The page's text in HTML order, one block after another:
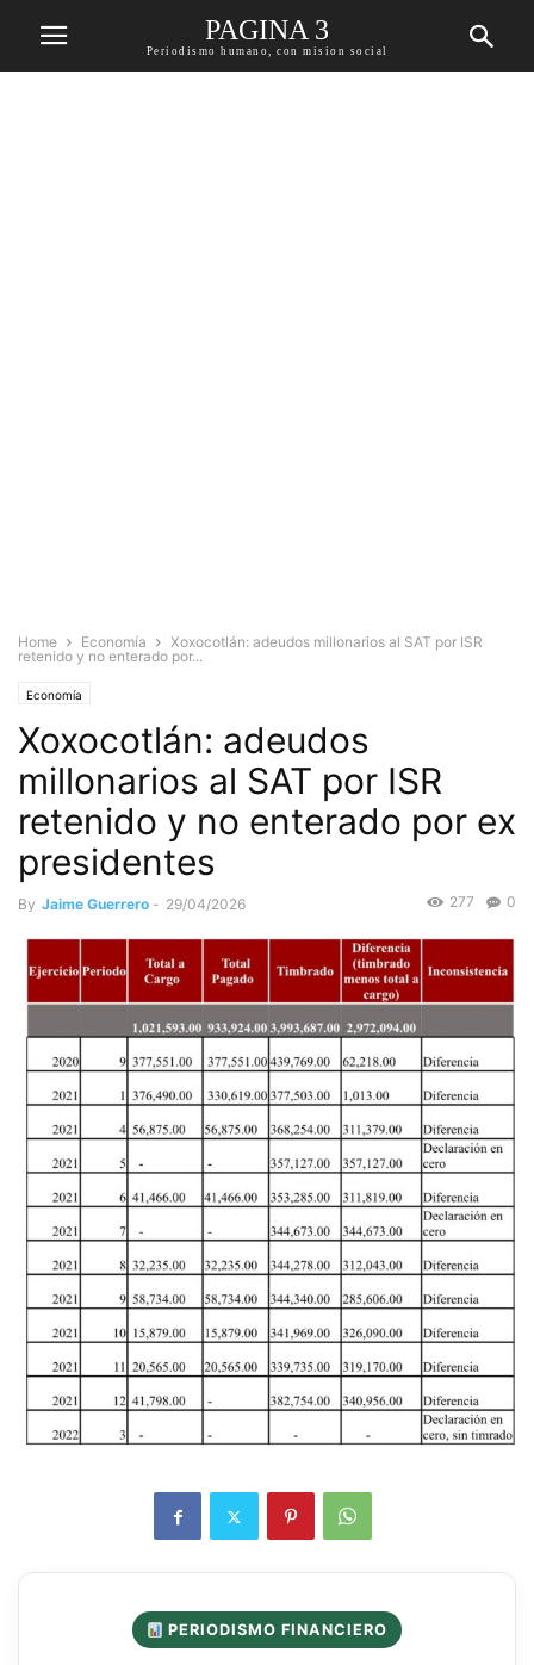
PAGINA 3
Periodismo humano, con mision social
Home Economía
Xoxocotlán: adeudos millonarios al SAT por ISR
retenido y no enterado por...
Economía
Xoxocotlán: adeudos
millonarios al SAT por ISR
retenido y no enterado por ex
presidentes
By Jaime Guerrero - 29/04/2026 0
277
PERIODISMO FINANCIERO